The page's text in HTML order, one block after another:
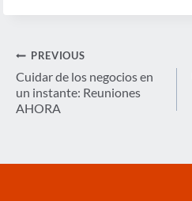
Navegación
de
entradas
PREVIOUS
Cuidar de los negocios en
un instante: Reuniones
AHORA